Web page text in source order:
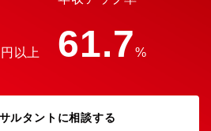
にサポートしています。
以上 61.7%
ルタントに相談する